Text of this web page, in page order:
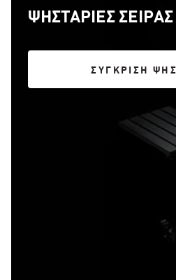
ΨΗΣΤΑΡΙΈΣ ΣΕΙΡΆΣ
ΣΎΓΚΡΙΣΗ
ΣΎΓΚΡΙΣΗ